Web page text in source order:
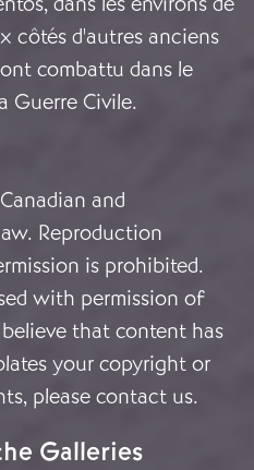
côtés d'autres anciens
combattu dans le
Guerre Civile.
and
Reproduction
is prohibited.
with permission of
that content has
your copyright or
please contact us.
Galleries